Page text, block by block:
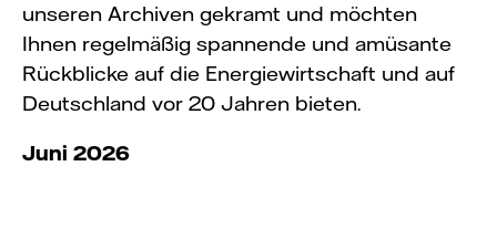
unseren Archiven gekramt und möchten
Ihnen regelmäßig spannende und amüsante
Rückblicke auf die Energiewirtschaft und auf
Deutschland vor 20 Jahren bieten.
Juni 2026